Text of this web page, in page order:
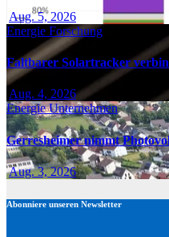
Aug. 5, 2026
Energie Forschung
Faltbarer Solartracker
Aug. 4, 2026
EnergieUnternehmen
Gerresheimer nimmt
Aug. 3, 2026
Abonniere unseren Newsletter